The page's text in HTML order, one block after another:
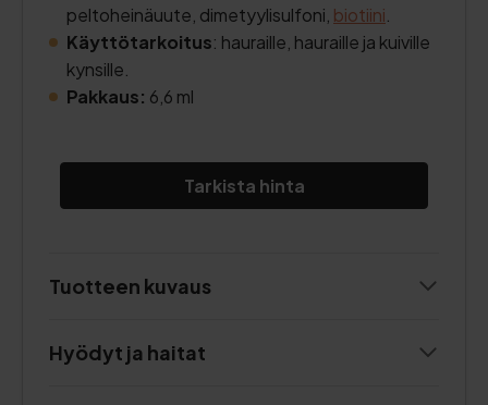
peltoheinäuute, dimetyylisulfoni, biotiini
Käyttötarkoitus: hauraille, hauraille ja kuiville
kynsille.
Pakkaus: 6,6 ml
Tarkista hinta
Tuotteen kuvaus
Hyödyt ja haitat